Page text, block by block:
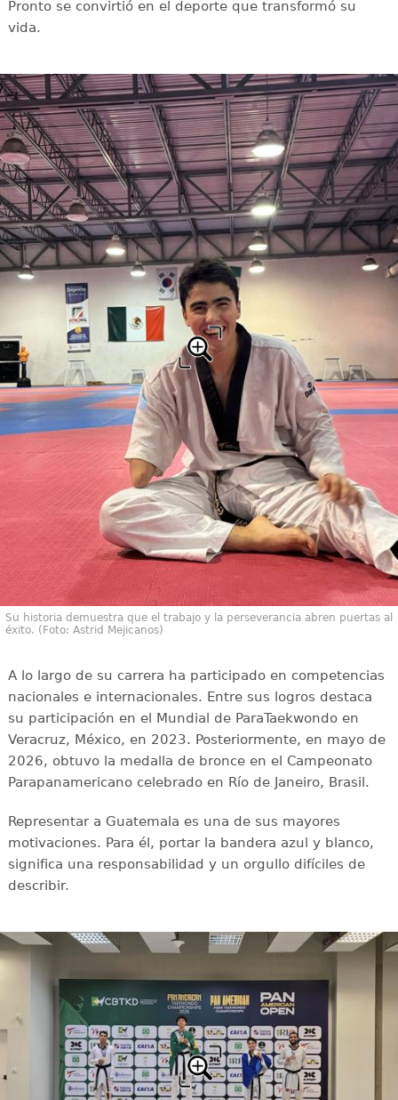
Pronto se convirtió en el deporte que transformó su
vida.
Su historia demuestra que el trabajo y la perseverancia abren puertas al
éxito. (Foto: Astrid Mejicanos)
A lo largo de su carrera ha participado en competencias
nacionales e internacionales. Entre sus logros destaca
su participación en el Mundial de ParaTaekwondo en
Veracruz, México, en 2023. Posteriormente, en mayo de
2026, obtuvo la medalla de bronce en el Campeonato
Parapanamericano celebrado en Río de Janeiro, Brasil.
Representar a Guatemala es una de sus mayores
motivaciones. Para él, portar la bandera azul y blanco,
significa una responsabilidad y un orgullo difíciles de
describir.